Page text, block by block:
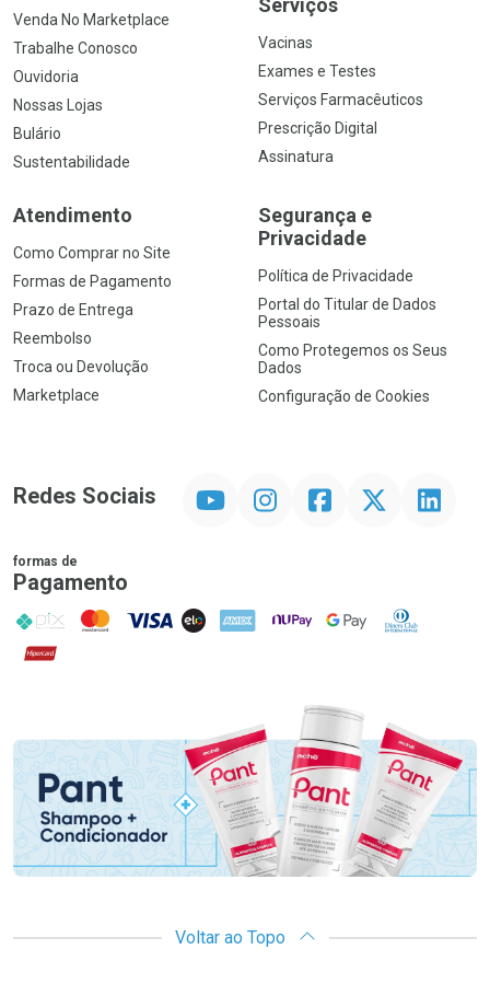
Venda No Marketplace
Trabalhe Conosco
Ouvidoria
Nossas Lojas
Bulário
Sustentabilidade
Serviços
Vacinas
Exames e Testes
Serviços Farmacêuticos
Prescrição Digital
Assinatura
Atendimento
Como Comprar no Site
Formas de Pagamento
Prazo de Entrega
Reembolso
Troca ou Devolução
Marketplace
Segurança e
Privacidade
Política de Privacidade
Portal do Titular de Dados
Pessoais
Como Protegemos os Seus
Dados
Configuração de Cookies
Redes Sociais InstagramFacebookTwitter Linkedin
formas de
Pagamento
PIX MasterCard
VISA ELO AMEX NuPay Google PayDiners Club
Hipercard
Promoção em Destaque
Voltar ao Topo